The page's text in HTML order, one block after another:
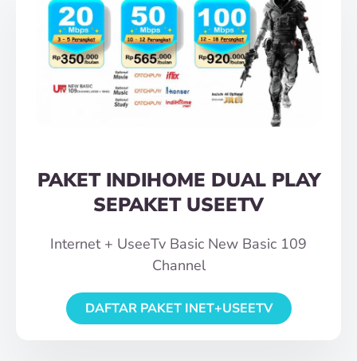
PAKET INDIHOME DUAL PLAY
SEPAKET USEETV
Internet + UseeTv Basic New Basic 109
Channel
DAFTAR PAKET INET+USEETV